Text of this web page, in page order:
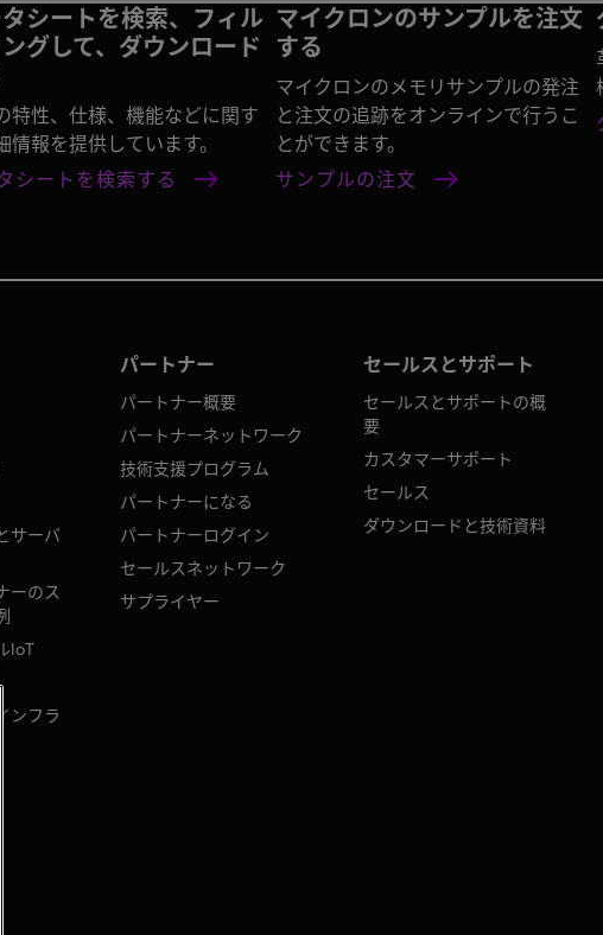
シートを検索、フィル
グして、ダウンロード
特性、仕様、機能などに関す
情報を提供しています。
シートを検索する
マイクロンのサンプルを注文
する
マイクロンのメモリサンプルの発注
と注文の追跡をオンラインで行うこ
とができます。
サンプルの注文
サーバ
ーのス
IoT
ンフラ
パートナー
パートナー概要
パートナーネットワーク
技術支援プログラム
パートナーになる
パートナーログイン
セールスネットワーク
サプライヤー
セールスとサポート
セールスとサポートの概
要
カスタマーサポート
セールス
ダウンロードと技術資料